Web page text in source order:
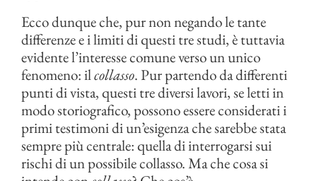
Ecco dunque che, pur non negando le tante
differenze e i limiti di questi tre studi, è tuttavia
evidente l’interesse comune verso un unico
fenomeno: ilcollasso. Pur partendo da differenti
punti di vista, questi tre diversi lavori, se letti in
modo storiografico, possono essere considerati i
primi testimoni di un’esigenza che sarebbe stata
sempre più centrale: quella di interrogarsi sui
rischi di un possibile collasso. Ma che cosa si